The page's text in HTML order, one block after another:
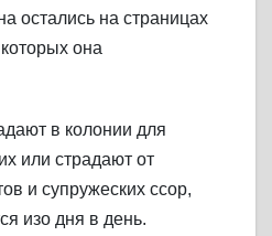
остались на страницах
она
в колонии для
или страдают от
и супружеских ссор,
изо дня в день.